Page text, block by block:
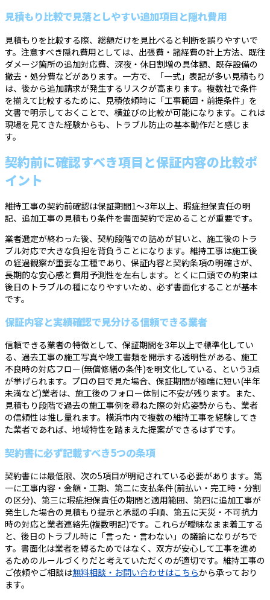
見積もり比較で見落としやすい追加項目と隠れ費用
見積もりを比較する際、総額だけを見比べると判断を誤りやすいで
す。注意すべき隠れ費用としては、出張費・諸経費の計上方法、既往
ダメージ箇所の追加対応費、深夜・休日割増の具体額、既存設備の
撤去・処分費などがあります。一方で、「一式」表記が多い見積もり
は、後から追加請求が発生するリスクが高まります。複数社で条件
を揃えて比較するために、見積依頼時に「工事範囲・前提条件」を
文書で明示しておくことで、横並びの比較が可能になります。これは
現場を見てきた経験からも、トラブル防止の基本動作だと感じま
す。
契約前に確認すべき項目と保証内容の比較ポ
イント
維持工事の契約前確認は保証期間1〜3年以上、瑕疵担保責任の明
記、追加工事の見積もり条件を書面契約で定めることが重要です。
業者選定が終わった後、契約段階での詰めが甘いと、施工後のトラ
ブル対応で大きな負担を背負うことになります。維持工事は施工後
の経過観察が重要な工種であり、保証内容と契約条項の明確さが、
長期的な安心感と費用予測性を左右します。とくに口頭での約束は
後日のトラブルの種になりやすいため、必ず書面化することが基本
です。
保証内容と実績確認で見分ける信頼できる業者
信頼できる業者の特徴として、保証期間を3年以上で標準化してい
る、過去工事の施工写真や竣工書類を開示する透明性がある、施工
不良時の対応フロー(無償修繕の条件)を明文化している、という3点
が挙げられます。プロの目で見た場合、保証期間が極端に短い(半年
未満など)業者は、施工後のフォロー体制に不安が残ります。また、
見積もり段階で過去の施工事例を尋ねた際の対応姿勢からも、業者
の信頼性は推し量れます。横浜市内で複数の維持工事を経験してき
た業者であれば、地域特性を踏まえた提案ができるはずです。
契約書に必ず記載すべき5つの条項
契約書には最低限、次の5項目が明記されている必要があります。第
一に工事内容・金額・工期、第二に支払条件(前払い・完工時・分割
の区分)、第三に瑕疵担保責任の期間と適用範囲、第四に追加工事が
発生した場合の見積もり提示と承認の手順、第五に天災・不可抗力
時の対応と業者連絡先(複数明記)です。これらが曖昧なまま着工する
と、後日のトラブル時に「言った・言わない」の議論になりがちで
す。書面化は業者を縛るためではなく、双方が安心して工事を進め
るためのルールづくりだと考えていただくのが適切です。維持工事の
ご依頼やご相談は無料相談・お問い合わせはこちらから承っており
ます。